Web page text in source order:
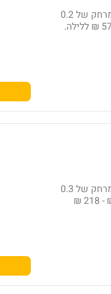
מלון בדירוג 4 כוכבים באזור הואה הין, הממוקם במרחק של 0.2
ק״מ ממזח דיג הואה הין. טווח מחירים: 165 ₪ - ‏576 ₪ ללילה.
מלון בדירוג 4 כוכבים באזור הואה הין, הממוקם במרחק של 0.3
ק״מ משוק הלילה בהואה הין. טווח מחירים: 106 ₪ - 218 ₪